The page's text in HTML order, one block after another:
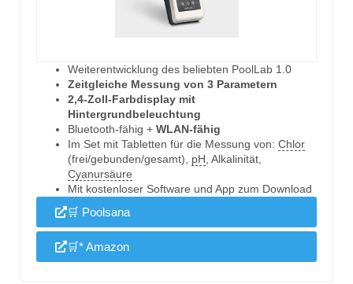
Weiterentwicklung des beliebten PoolLab 1.0
Zeitgleiche Messung von 3 Parametern
2,4-Zoll-Farbdisplay mit
Hintergrundbeleuchtung
Bluetooth-fähig + WLAN-fähig
Im Set mit Tabletten für die Messung von: Chlor
(frei/gebunden/gesamt), pH , Alkalinität,
Cyanursäure
Mit kostenloser Software und App zum Download
🛒 Poolsana
🛒* Amazon